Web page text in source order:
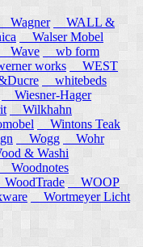
Wagner
WALL &
Walser Mobel
Wave
wb form
works
WEST
whitebeds
Wiesner-Hager
Wilkhahn
Wintons Teak
Wogg
Wohr
& Washi
Woodnotes
WOOP
Wortmeyer Licht